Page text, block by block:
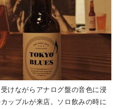
けながらアナログ盤の音色に浸
ップルが来店。ソロ飲みの時に